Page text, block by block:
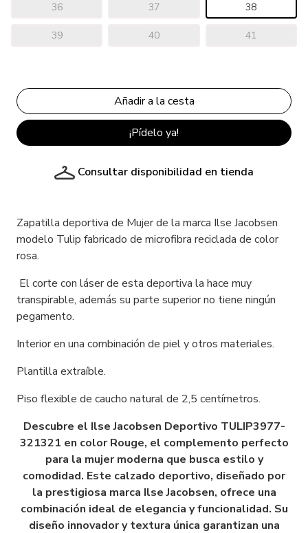
36 37 38
39 40 41
¡Pídelo ya!
Consultar disponibilidad en tienda
Zapatilla deportiva de Mujer de la marca Ilse Jacobsen
modelo Tulip fabricado de microfibra reciclada de color
rosa.
El corte con láser de esta deportiva la hace muy
transpirable, además su parte superior no tiene ningún
pegamento.
Interior en una combinación de piel y otros materiales.
Plantilla extraíble.
Piso flexible de caucho natural de 2,5 centímetros.
Descubre el Ilse Jacobsen Deportivo TULIP3977-
321321 en color Rouge, el complemento perfecto
para la mujer moderna que busca estilo y
comodidad. Este calzado deportivo, diseñado por
la prestigiosa marca Ilse Jacobsen, ofrece una
combinación ideal de elegancia y funcionalidad. Su
diseño innovador y textura única garantizan una